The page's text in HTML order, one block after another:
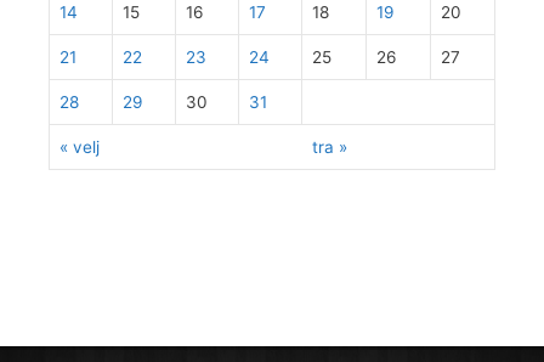
« velj tra »
14 15 16 17 18 19 20
21 22 23 24 25 26 27
28 29 30 31